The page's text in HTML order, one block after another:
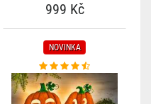
999 Kč
NOVINKA